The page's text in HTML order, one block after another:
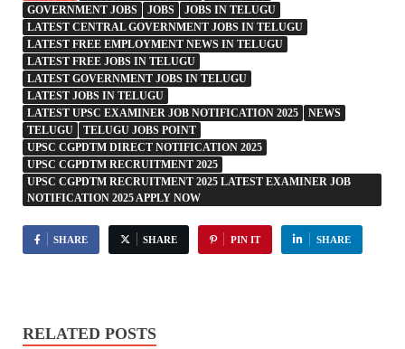
GOVERNMENT JOBS
JOBS
JOBS IN TELUGU
LATEST CENTRAL GOVERNMENT JOBS IN TELUGU
LATEST FREE EMPLOYMENT NEWS IN TELUGU
LATEST FREE JOBS IN TELUGU
LATEST GOVERNMENT JOBS IN TELUGU
LATEST JOBS IN TELUGU
LATEST UPSC EXAMINER JOB NOTIFICATION 2025
NEWS
TELUGU
TELUGU JOBS POINT
UPSC CGPDTM DIRECT NOTIFICATION 2025
UPSC CGPDTM RECRUITMENT 2025
UPSC CGPDTM RECRUITMENT 2025 LATEST EXAMINER JOB
NOTIFICATION 2025 APPLY NOW
SHARE SHARE PIN IT SHARE
RELATED POSTS